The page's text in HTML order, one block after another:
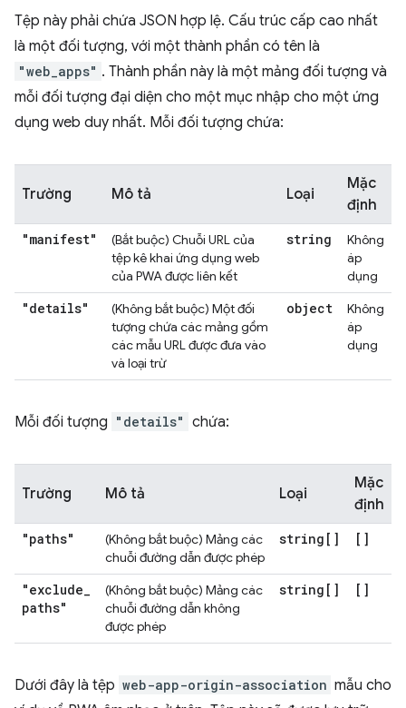
Tệp này phải chứa JSON hợp lệ. Cấu trúc cấp cao nhất
là một đối tượng, với một thành phần có tên là
"web_apps" . Thành phần này là một mảng đối tượng và
mỗi đối tượng đại diện cho một mục nhập cho một ứng
dụng web duy nhất. Mỗi đối tượng chứa:
Trường Mô tả Loại
Mặc
định
"manifest"
(Bắt buộc) Chuỗi URL của
tệp kê khai ứng dụng web
của PWA được liên kết
string
Không
áp
dụng
"details"
(Không bắt buộc) Một đối
tượng chứa các mảng gồm
các mẫu URL được đưa vào
và loại trừ
object
Không
áp
dụng
Mỗi đối tượng "details" chứa:
Trường Mô tả Loại
Mặc
định
"paths"
(Không bắt buộc) Mảng các
chuỗi đường dẫn được phép
string[] []
"exclude_
paths"
(Không bắt buộc) Mảng các
chuỗi đường dẫn không
được phép
string[] []
Dưới đây là tệp web-app-origin-association mẫu cho